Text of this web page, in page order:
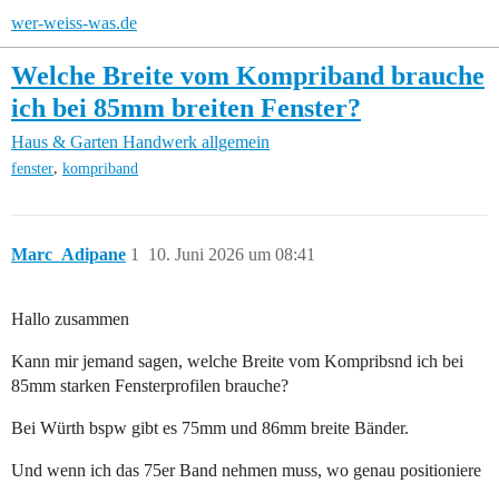
wer-weiss-was.de
Welche Breite vom Kompriband brauche
ich bei 85mm breiten Fenster?
Haus & Garten Handwerk allgemein
fenster, kompriband
Marc_Adipane 10. Juni 2026 um 08:41
1
Hallo zusammen
Kann mir jemand sagen, welche Breite vom Kompribsnd ich bei
85mm starken Fensterprofilen brauche?
Bei Würth bspw gibt es 75mm und 86mm breite Bänder.
Und wenn ich das 75er Band nehmen muss, wo genau positioniere